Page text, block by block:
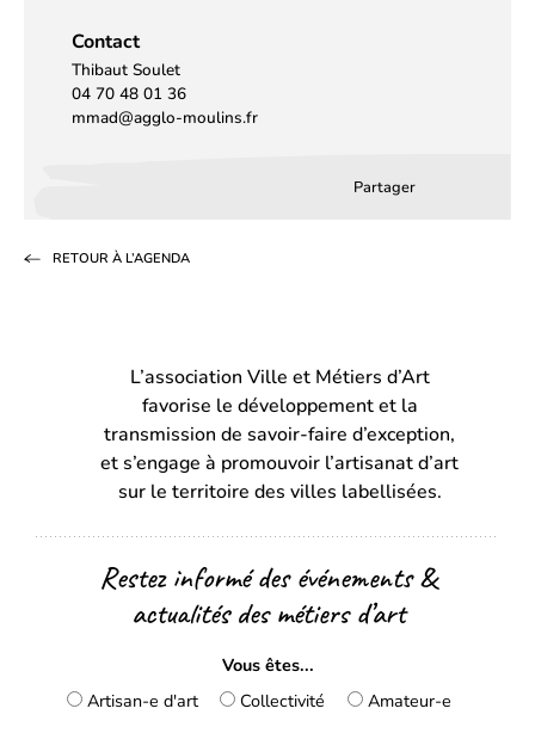
Contact
Thibaut Soulet
04 70 48 01 36
mmad@agglo-moulins.fr
Partager
un
onglet)onglet)
RETOUR À L’AGENDA
L’association Ville et Métiers d’Art
favorise le développement et la
transmission de savoir-faire d’exception,
et s’engage à promouvoir l’artisanat d’art
sur le territoire des villes labellisées.
Restez informé des événements &
actualités des métiers d’art
Vous êtes...
Artisan-e d'art
Collectivité Amateur-e